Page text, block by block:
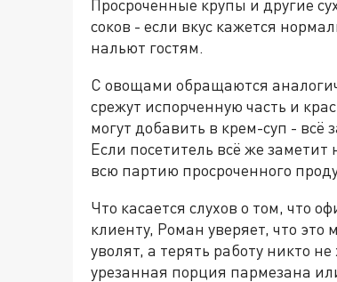
Просроченные крупы и другие
соков - если вкус кажется
нальют гостям.
С овощами обращаются
срежут испорченную часть и
могут добавить в крем-суп - всё
Если посетитель всё же
всю партию просроченного
Что касается слухов о том, что
клиенту, Роман уверяет, что
уволят, а терять работу никто
урезанная порция пармезана